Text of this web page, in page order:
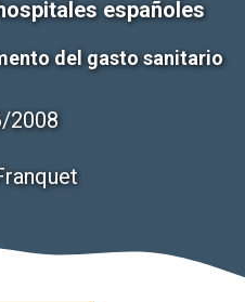
españoles
del gasto sanitario
2008